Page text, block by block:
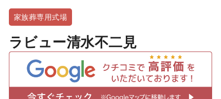
家族葬専用式場
ラビュー清水不二見